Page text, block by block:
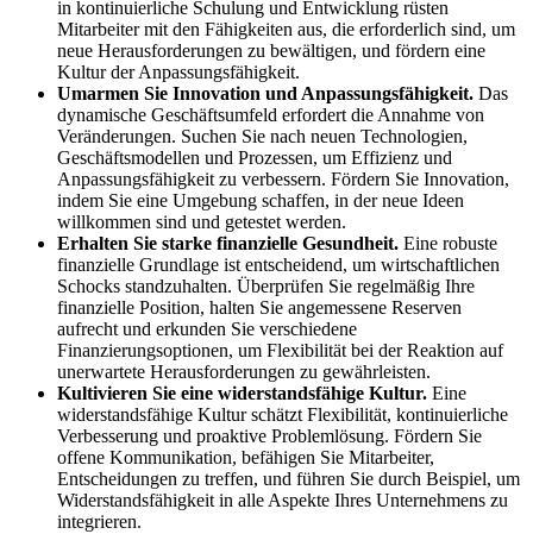
in kontinuierliche Schulung und Entwicklung rüsten
Mitarbeiter mit den Fähigkeiten aus, die erforderlich sind, um
neue Herausforderungen zu bewältigen, und fördern eine
Kultur der Anpassungsfähigkeit.
Umarmen Sie Innovation und Anpassungsfähigkeit. Das
dynamische Geschäftsumfeld erfordert die Annahme von
Veränderungen. Suchen Sie nach neuen Technologien,
Geschäftsmodellen und Prozessen, um Effizienz und
Anpassungsfähigkeit zu verbessern. Fördern Sie Innovation,
indem Sie eine Umgebung schaffen, in der neue Ideen
willkommen sind und getestet werden.
Erhalten Sie starke finanzielle Gesundheit. Eine robuste
finanzielle Grundlage ist entscheidend, um wirtschaftlichen
Schocks standzuhalten. Überprüfen Sie regelmäßig Ihre
finanzielle Position, halten Sie angemessene Reserven
aufrecht und erkunden Sie verschiedene
Finanzierungsoptionen, um Flexibilität bei der Reaktion auf
unerwartete Herausforderungen zu gewährleisten.
Kultivieren Sie eine widerstandsfähige Kultur. Eine
widerstandsfähige Kultur schätzt Flexibilität, kontinuierliche
Verbesserung und proaktive Problemlösung. Fördern Sie
offene Kommunikation, befähigen Sie Mitarbeiter,
Entscheidungen zu treffen, und führen Sie durch Beispiel, um
Widerstandsfähigkeit in alle Aspekte Ihres Unternehmens zu
integrieren.